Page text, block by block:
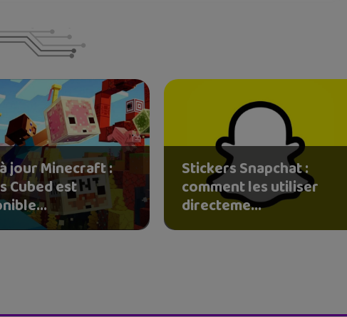
jour Minecraft :
Cubed est
Stickers Snapchat :
comment les utiliser
directeme...